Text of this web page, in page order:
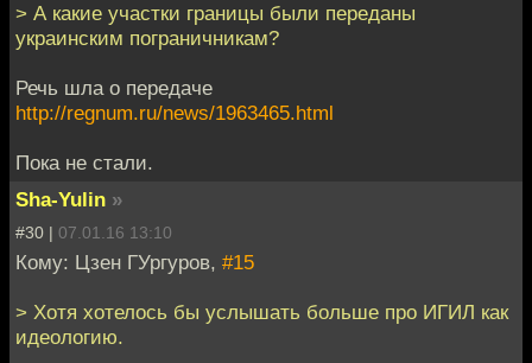
> А какие участки границы были переданы
украинским пограничникам?
Речь шла о передаче
http://regnum.ru/news/1963465.html
Пока не стали.
Sha-Yulin »
#30 | 07.01.16 13:10
Кому: Цзен ГУргуров, #15
> Хотя хотелось бы услышать больше про ИГИЛ как
идеологию.